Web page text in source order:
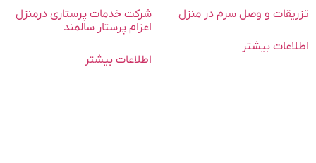
تزریقات و وصل سرم در منزل
اطلاعات بیشتر
شرکت خدمات پرستاری درمنزل
اعزام پرستار سالمند
اطلاعات بیشتر